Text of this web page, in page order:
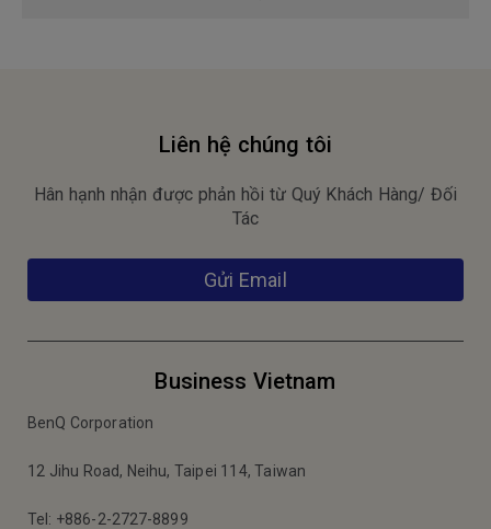
Liên hệ chúng tôi
Hân hạnh nhận được phản hồi từ Quý Khách Hàng/ Đối
Tác
Gửi Email
Business Vietnam
BenQ Corporation
12 Jihu Road, Neihu, Taipei 114, Taiwan
Tel: +886-2-2727-8899